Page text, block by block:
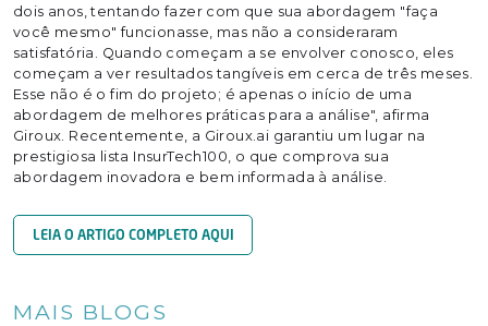
dois anos, tentando fazer com que sua abordagem "faça
você mesmo" funcionasse, mas não a consideraram
satisfatória. Quando começam a se envolver conosco, eles
começam a ver resultados tangíveis em cerca de três meses.
Esse não é o fim do projeto; é apenas o início de uma
abordagem de melhores práticas para a análise", afirma
Giroux. Recentemente, a Giroux.ai garantiu um lugar na
prestigiosa lista InsurTech100, o que comprova sua
abordagem inovadora e bem informada à análise.
LEIA O ARTIGO COMPLETO AQUI
MAIS BLOGS